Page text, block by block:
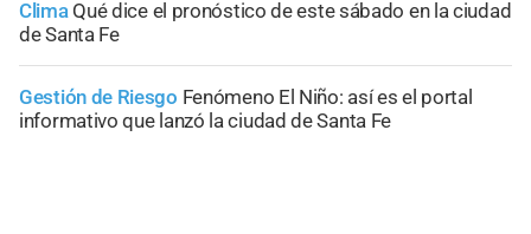
Clima Qué dice el pronóstico de este sábado en la ciudad
de Santa Fe
Gestión de Riesgo Fenómeno El Niño: así es el portal
informativo que lanzó la ciudad de Santa Fe